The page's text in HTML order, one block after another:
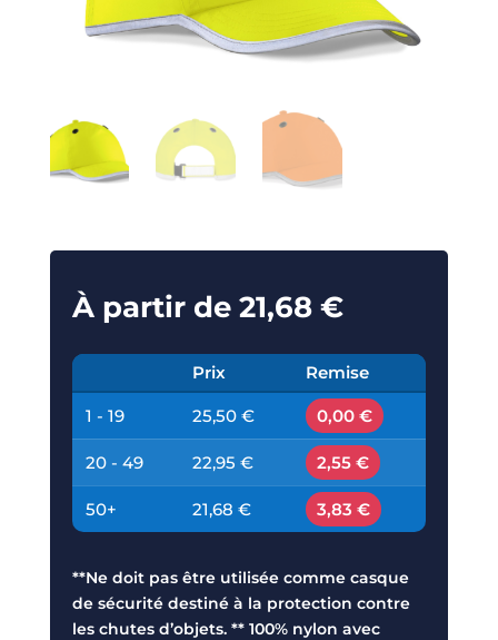
À partir de 21,68 €
Prix Remise
1 - 19 25,50 € 0,00 €
20 - 49 22,95 € 2,55 €
50+ 21,68 € 3,83 €
**Ne doit pas être utilisée comme casque
de sécurité destiné à la protection contre
les chutes d’objets. ** 100% nylon avec